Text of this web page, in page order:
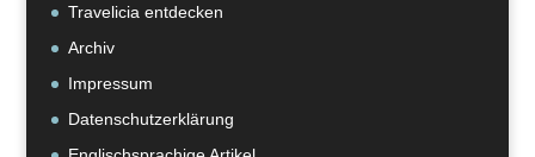
Travelicia entdecken
Archiv
Impressum
Datenschutzerklärung